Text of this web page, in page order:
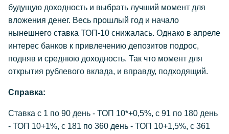
будущую доходность и выбрать лучший момент для
вложения денег. Весь прошлый год и начало
нынешнего ставка ТОП-10 снижалась. Однако в апреле
интерес банков к привлечению депозитов подрос,
подняв и среднюю доходность. Так что момент для
открытия рублевого вклада, и вправду, подходящий.
Справка:
Ставка с 1 по 90 день - ТОП 10*+0,5%, с 91 по 180 день
- ТОП 10+1%, с 181 по 360 день - ТОП 10+1,5%, с 361